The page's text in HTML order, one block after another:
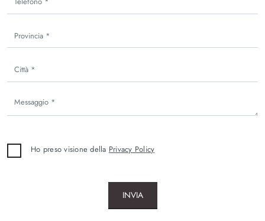
Ho preso visione della Privacy Policy
INVIA